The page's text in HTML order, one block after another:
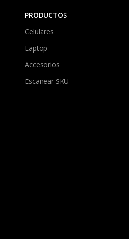
PRODUCTOS
Celulares
Laptop
Accesorios
Escanear SKU